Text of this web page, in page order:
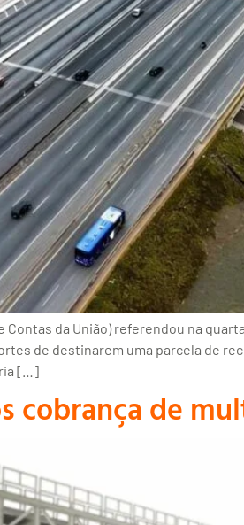
Contas da União) referendou na
de destinarem uma parcela de
[…]
cobrança de